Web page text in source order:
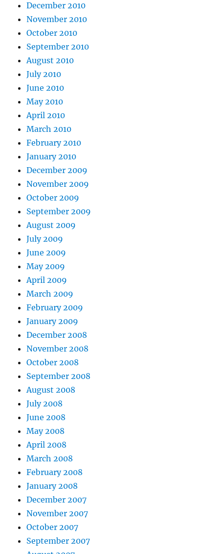
December 2010
November 2010
October 2010
September 2010
August 2010
July 2010
June 2010
May 2010
April 2010
March 2010
February 2010
January 2010
December 2009
November 2009
October 2009
September 2009
August 2009
July 2009
June 2009
May 2009
April 2009
March 2009
February 2009
January 2009
December 2008
November 2008
October 2008
September 2008
August 2008
July 2008
June 2008
May 2008
April 2008
March 2008
February 2008
January 2008
December 2007
November 2007
October 2007
September 2007